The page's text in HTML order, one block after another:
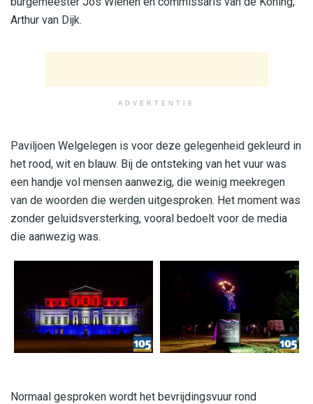
Arthur van Dijk.
ADVERTENTIE
Paviljoen Welgelegen is voor deze gelegenheid gekleurd in
het rood, wit en blauw. Bij de ontsteking van het vuur was
een handje vol mensen aanwezig, die weinig meekregen
van de woorden die werden uitgesproken. Het moment was
zonder geluidsversterking, vooral bedoelt voor de media
die aanwezig was.
Normaal gesproken wordt het bevrijdingsvuur rond